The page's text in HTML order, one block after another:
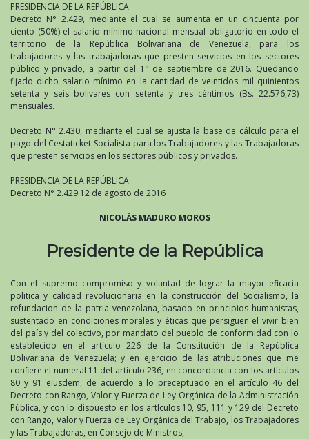
PRESIDENCIA DE LA REPÚBLICA
Decreto N° 2.429, mediante el cual se aumenta en un cincuenta por
ciento (50%) el salario mínimo nacional mensual obligatorio en todo el
territorio de la República Bolivariana de Venezuela, para los
trabajadores y las trabajadoras que presten servicios en los sectores
público y privado, a partir del 1° de septiembre de 2016. Quedando
fijado dicho salario mínimo en la cantidad de veintidos mil quinientos
setenta y seis bolivares con setenta y tres céntimos (Bs. 22.576,73)
mensuales.
Decreto N° 2.430, mediante el cual se ajusta la base de cálculo para el
pago del Cestaticket Socialista para los Trabajadores y las Trabajadoras
que presten servicios en los sectores públicos y privados.
PRESIDENCIA DE LA REPÚBLICA
Decreto N° 2.429 12 de agosto de 2016
NICOLÁS MADURO MOROS
Presidente de la República
Con el supremo compromiso y voluntad de lograr la mayor eficacia
politica y calidad revolucionaria en la construcción del Socialismo, la
refundacion de la patria venezolana, basado en principios humanistas,
sustentado en condiciones morales y éticas que persiguen el vivir bien
del país y del colectivo, por mandato del pueblo de conformidad con lo
establecido en el artículo 226 de la Constitución de la República
Bolivariana de Venezuela; y en ejercicio de las atribuciones que me
conﬁere el numeral 11 del artículo 236, en concordancia con los artículos
80 y 91 eiusdem, de acuerdo a lo preceptuado en el artículo 46 del
Decreto con Rango, Valor y Fuerza de Ley Orgánica de la Administración
Pública, y con lo dispuesto en los artlculos 10, 95, 111 y 129 del Decreto
con Rango, Valor y Fuerza de Ley Orgánica del Trabajo, los Trabajadores
y las Trabajadoras, en Consejo de Ministros,